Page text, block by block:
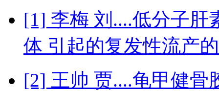
[1] 李梅 刘....低分子肝
体 引起的复发性流产
[2] 王帅 贾....龟甲健骨